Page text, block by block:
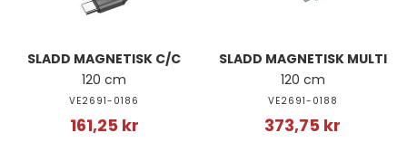
SLADD MAGNETISK C/C
120 cm
VE2691-0186
161,25 kr
SLADD MAGNETISK MULTI
120 cm
VE2691-0188
373,75 kr